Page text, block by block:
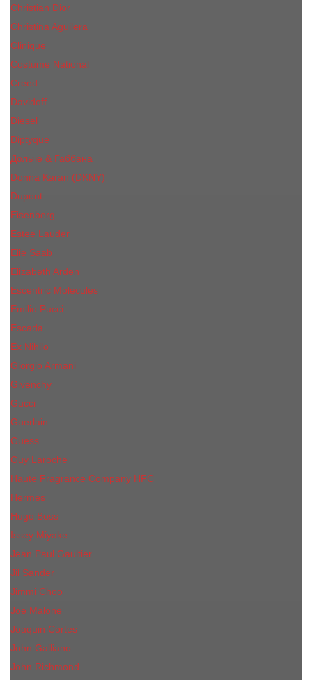
Christian Dior
Christina Aguilera
Сliniquе
Costume National
Creed
Davidoff
Diesel
Diptyque
Дольче & Габбана
Donna Karan (DKNY)
Dupont
Eisenberg
Еsteе Lаudеr
Elie Saab
Elizabeth Arden
Escentric Molecules
Emilio Pucci
Escada
Ex Nihilo
Giorgio Armani
Givenchy
Gucci
Guerlain
Guess
Guy Laroche
Haute Fragrance Company HFC
Hermes
Hugo Boss
Issey Miyake
Jean Paul Gaultier
Jil Sander
Jimmi Choo
Jое Malоnе
Joaquin Cortes
John Galliano
John Richmond